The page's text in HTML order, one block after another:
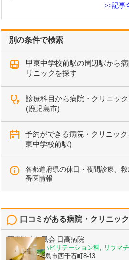
別の条件で検索
甲東中学校前駅の周辺駅から
リニックを探す
診療科目から病院・クリニッ
(鹿児島市)
予約ができる病院・クリニック
東中学校前駅)
各都道府県の休日・夜間診療、救
番医情報
口コミがある病院・クリニック
医療法人仁風会 日高病院
整形外科, リハビリテーション科, リウマ
鹿児島県鹿児島市西千石町8-13
>>記事